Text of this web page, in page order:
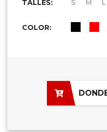
TALLES: S M L
COLOR: